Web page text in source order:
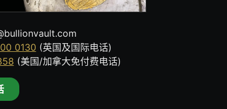
0130 (英国及国际电话)
(美国/加拿大免付费电话)